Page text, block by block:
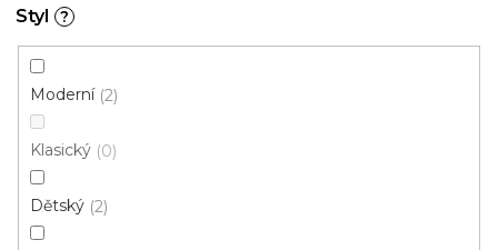
Styl ?
Moderní 2
Klasický 0
Dětský 2